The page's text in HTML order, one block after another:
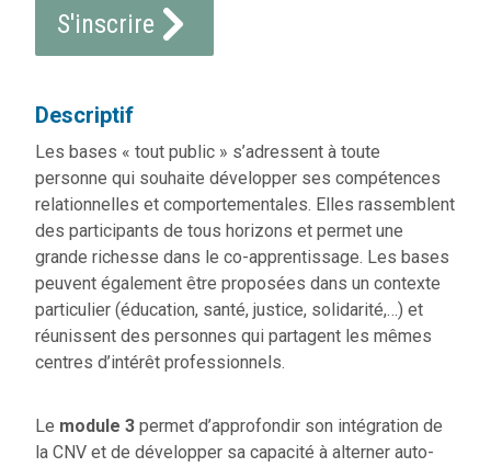
S'inscrire
Descriptif
Les bases « tout public » s’adressent à toute
personne qui souhaite développer ses compétences
relationnelles et comportementales. Elles rassemblent
des participants de tous horizons et permet une
grande richesse dans le co-apprentissage. Les bases
peuvent également être proposées dans un contexte
particulier (éducation, santé, justice, solidarité,…) et
réunissent des personnes qui partagent les mêmes
centres d’intérêt professionnels.
Le module 3 permet d’approfondir son intégration de
la CNV et de développer sa capacité à alterner auto-